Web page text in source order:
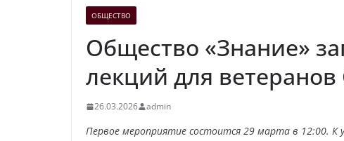
ОБЩЕСТВО
Общество «Знание»
лекций для
26.03.2026 admin
Первое мероприятие состоится 29 марта в 12:00.